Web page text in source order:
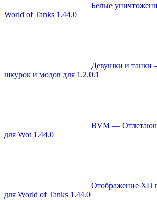
Белые
World of Tanks 1.44.0
Девушки и
шкурок и модов для 1.2.0.1
BVM —
для Wot 1.44.0
Отображение ХП
для World of Tanks 1.44.0